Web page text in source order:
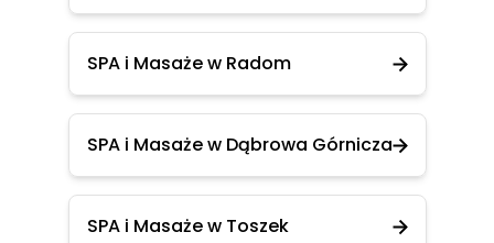
SPA i Masaże w Radom
SPA i Masaże w Dąbrowa Górnicza
SPA i Masaże w Toszek